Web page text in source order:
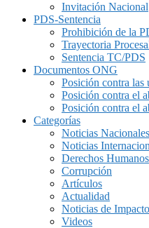
Invitación Nacional
PDS-Sentencia
Prohibición de la
Trayectoria
Sentencia TC/PDS
Documentos ONG
Posición contra las
Posición contra el
Posición contra el
Categorías
Noticias Nacionales
Noticias
Derechos Humanos
Corrupción
Artículos
Actualidad
Noticias de Impacto
Videos